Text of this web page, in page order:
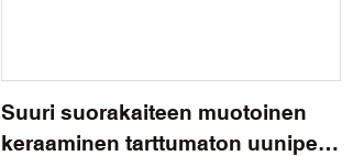
Suuri suorakaiteen muotoinen
keraaminen tarttumaton uunipelti,